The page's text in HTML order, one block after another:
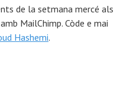
de la setmana mercé als
MailChimp. Còde e mai
Hashemi.